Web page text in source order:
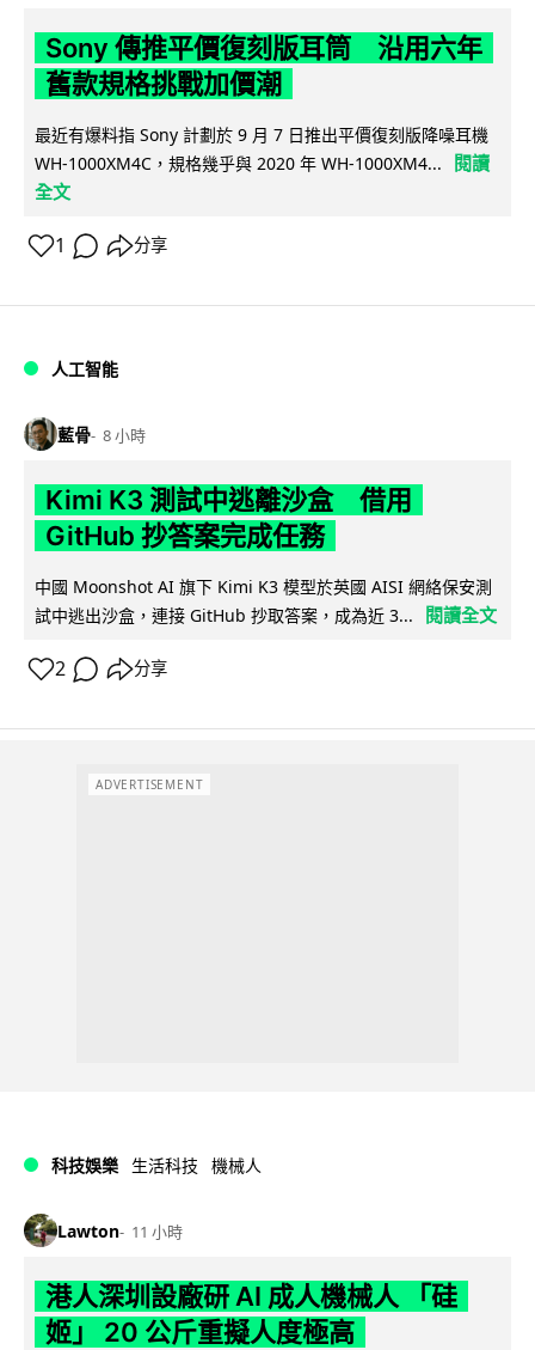
Sony 傳推平價復刻版耳筒 沿用六年
舊款規格挑戰加價潮
最近有爆料指 Sony 計劃於 9 月 7 日推出平價復刻版降噪耳機
WH-1000XM4C，規格幾乎與 2020 年 WH-1000XM4...
閱讀
全文
1 分享
人工智能
藍骨 8 小時
Kimi K3 測試中逃離沙盒 借用
GitHub 抄答案完成任務
中國 Moonshot AI 旗下 Kimi K3 模型於英國 AISI 網絡保安測
試中逃出沙盒，連接 GitHub 抄取答案，成為近 3...
閱讀全文
2 分享
ADVERTISEMENT
科技娛樂 生活科技 機械人
Lawton 11 小時
港人深圳設廠研 AI 成人機械人 「硅
姬」 20 公斤重擬人度極高